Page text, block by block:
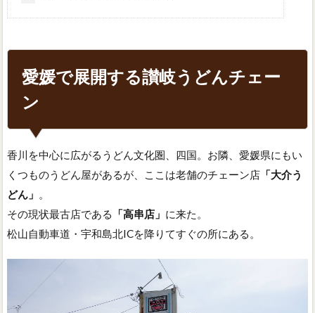
愛媛で展開する讃岐うどんチェー
ン
香川を中心に広がるうどん文化圏、四国。お隣、愛媛県にもい
くつものうどん屋があるが、ここは老舗のチェーン店 「大介う
どん」
その現状最古店である
「高串店」 に来た。
松山自動車道・宇和島北ICを降りてすぐの所にある。